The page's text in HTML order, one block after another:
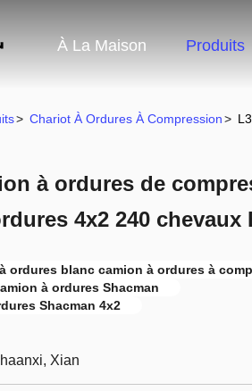
À La Maison Produits
> Chariot À Ordures À Compression>
à ordures de
4x2 240 chevaux
ordures blanc camion à ordures à
à ordures Shacman
Shacman 4x2
Xian